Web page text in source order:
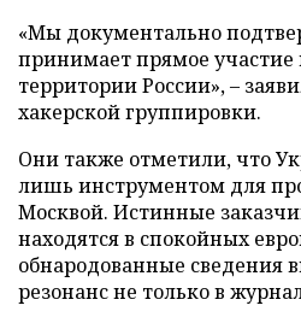
«Мы документально
принимает прямое участие
территории России», –
хакерской группировки.
Они также отметили, что
лишь инструментом для
Москвой. Истинные
находятся в спокойных
обнародованные сведения
резонанс не только в